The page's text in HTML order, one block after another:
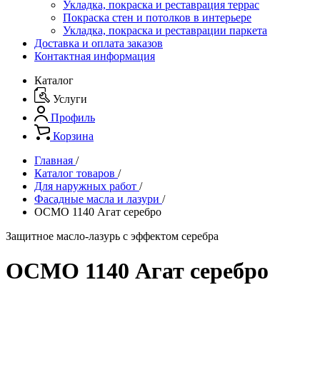
Укладка, покраска и реставрация террас
Покраска стен и потолков в интерьере
Укладка, покраска и реставрации паркета
Доставка и оплата заказов
Контактная информация
Каталог
Услуги
Профиль
Корзина
Главная /
Каталог товаров /
Для наружных работ /
Фасадные масла и лазури /
ОСМО 1140 Агат серебро
Защитное масло-лазурь с эффектом серебра
ОСМО 1140 Агат серебро